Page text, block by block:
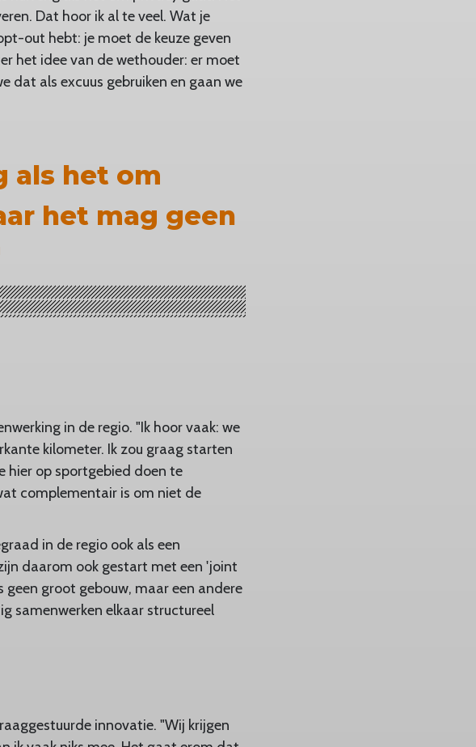
Dat hoor ik al te veel. Wat je
out hebt: je moet de keuze geven
het idee van de wethouder: er moet
dat als excuus gebruiken en gaan we
als het om
het mag geen
in de regio. "Ik hoor vaak: we
kilometer. Ik zou graag starten
hier op sportgebied doen te
complementair is om niet de
in de regio ook als een
daarom ook gestart met een 'joint
groot gebouw, maar een andere
samenwerken elkaar structureel
innovatie. "Wij krijgen